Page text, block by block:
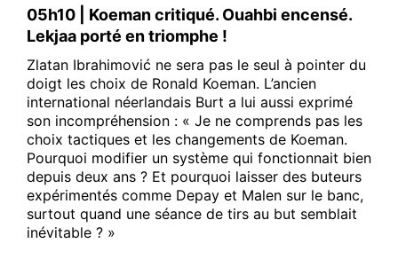
le1.ma
l'intelligence de
l'information
05h10 | Koeman critiqué. Ouahbi encensé.
Lekjaa porté en triomphe !
Zlatan Ibrahimović ne sera pas le seul à pointer du
doigt les choix de Ronald Koeman. L’ancien
international néerlandais Burt a lui aussi exprimé
son incompréhension : « Je ne comprends pas les
choix tactiques et les changements de Koeman.
Pourquoi modifier un système qui fonctionnait bien
depuis deux ans ? Et pourquoi laisser des buteurs
expérimentés comme Depay et Malen sur le banc,
surtout quand une séance de tirs au but semblait
inévitable ? »